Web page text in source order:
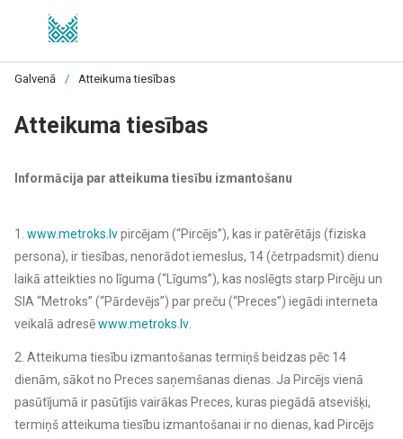
Galvenā / Atteikuma tiesības
Atteikuma tiesības
Informācija par atteikuma tiesību izmantošanu
1. www.metroks.lvpircējam (“Pircējs”), kas ir patērētājs (fiziska
persona), ir tiesības, nenorādot iemeslus, 14 (četrpadsmit) dienu
laikā atteikties no līguma (“Līgums”), kas noslēgts starp Pircēju un
SIA “Metroks” (“Pārdevējs”) par preču (“Preces”) iegādi interneta
veikalā adresēwww.metroks.lv
2. Atteikuma tiesību izmantošanas termiņš beidzas pēc 14
dienām, sākot no Preces saņemšanas dienas. Ja Pircējs vienā
pasūtījumā ir pasūtījis vairākas Preces, kuras piegādā atsevišķi,
termiņš atteikuma tiesību izmantošanai ir no dienas, kad Pircējs